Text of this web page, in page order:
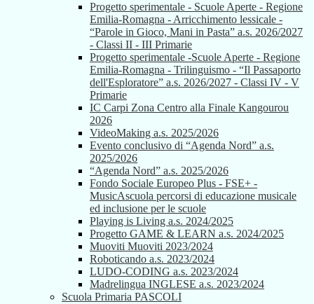
Progetto sperimentale - Scuole Aperte - Regione
Emilia-Romagna - Arricchimento lessicale -
“Parole in Gioco, Mani in Pasta” a.s. 2026/2027
- Classi II - III Primarie
Progetto sperimentale -Scuole Aperte - Regione
Emilia-Romagna - Trilinguismo - “Il Passaporto
dell'Esploratore” a.s. 2026/2027 - Classi IV - V
Primarie
IC Carpi Zona Centro alla Finale Kangourou
2026
VideoMaking a.s. 2025/2026
Evento conclusivo di “Agenda Nord” a.s.
2025/2026
“Agenda Nord” a.s. 2025/2026
Fondo Sociale Europeo Plus - FSE+ -
MusicAscuola percorsi di educazione musicale
ed inclusione per le scuole
Playing is Living a.s. 2024/2025
Progetto GAME & LEARN a.s. 2024/2025
Muoviti Muoviti 2023/2024
Roboticando a.s. 2023/2024
LUDO-CODING a.s. 2023/2024
Madrelingua INGLESE a.s. 2023/2024
Scuola Primaria PASCOLI